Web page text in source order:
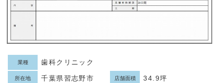
業種 歯科クリニック
所在地 千葉県習志野市 店舗面積 34.9坪